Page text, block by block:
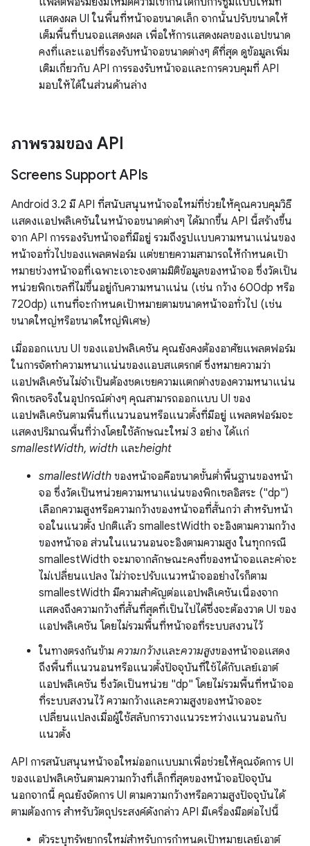
แสดงผล UI ในพื้นที่หน้าจอขนาดเล็ก จากนั้นปรับขนาดให้
เต็มพื้นที่บนจอแสดงผล เพื่อให้การแสดงผลของแอปขนาด
คงที่และแอปที่รองรับหน้าจอขนาดต่างๆ ดีที่สุด ดูข้อมูลเพิ่ม
เติมเกี่ยวกับ API การรองรับหน้าจอและการควบคุมที่ API
มอบให้ได้ในส่วนด้านล่าง
ภาพรวมของ API
Screens Support APIs
Android 3.2 มี API ที่สนับสนุนหน้าจอใหม่ที่ช่วยให้คุณควบคุมวิธี
แสดงแอปพลิเคชันในหน้าจอขนาดต่างๆ ได้มากขึ้น API นี้สร้างขึ้น
จาก API การรองรับหน้าจอที่มีอยู่ รวมถึงรูปแบบความหนาแน่นของ
หน้าจอทั่วไปของแพลตฟอร์ม แต่ขยายความสามารถให้กําหนดเป้า
หมายช่วงหน้าจอที่เฉพาะเจาะจงตามมิติข้อมูลของหน้าจอ ซึ่งวัดเป็น
หน่วยพิกเซลที่ไม่ขึ้นอยู่กับความหนาแน่น (เช่น กว้าง 600dp หรือ
720dp) แทนที่จะกําหนดเป้าหมายตามขนาดหน้าจอทั่วไป (เช่น
ขนาดใหญ่หรือขนาดใหญ่พิเศษ)
เมื่อออกแบบ UI ของแอปพลิเคชัน คุณยังคงต้องอาศัยแพลตฟอร์ม
ในการจัดทำความหนาแน่นของแอบสแตรกต์ ซึ่งหมายความว่า
แอปพลิเคชันไม่จำเป็นต้องชดเชยความแตกต่างของความหนาแน่น
พิกเซลจริงในอุปกรณ์ต่างๆ คุณสามารถออกแบบ UI ของ
แอปพลิเคชันตามพื้นที่แนวนอนหรือแนวตั้งที่มีอยู่ แพลตฟอร์มจะ
แสดงปริมาณพื้นที่ว่างโดยใช้ลักษณะใหม่ 3 อย่าง ได้แก่
smallestWidth, width และheight
smallestWidth ของหน้าจอคือขนาดขั้นต่ำพื้นฐานของหน้า
จอ ซึ่งวัดเป็นหน่วยความหนาแน่นของพิกเซลอิสระ ("dp")
เลือกความสูงหรือความกว้างของหน้าจอที่สั้นกว่า สำหรับหน้า
จอในแนวตั้ง ปกติแล้ว smallestWidth จะอิงตามความกว้าง
ของหน้าจอ ส่วนในแนวนอนจะอิงตามความสูง ในทุกกรณี
smallestWidth จะมาจากลักษณะคงที่ของหน้าจอและค่าจะ
ไม่เปลี่ยนแปลง ไม่ว่าจะปรับแนวหน้าจออย่างไรก็ตาม
smallestWidth มีความสำคัญต่อแอปพลิเคชันเนื่องจาก
แสดงถึงความกว้างที่สั้นที่สุดที่เป็นไปได้ซึ่งจะต้องวาด UI ของ
แอปพลิเคชัน โดยไม่รวมพื้นที่หน้าจอที่ระบบสงวนไว้
ในทางตรงกันข้าม ความกว้างและความสูงของหน้าจอแสดง
ถึงพื้นที่แนวนอนหรือแนวตั้งปัจจุบันที่ใช้ได้กับเลย์เอาต์
แอปพลิเคชัน ซึ่งวัดเป็นหน่วย "dp" โดยไม่รวมพื้นที่หน้าจอ
ที่ระบบสงวนไว้ ความกว้างและความสูงของหน้าจอจะ
เปลี่ยนแปลงเมื่อผู้ใช้สลับการวางแนวระหว่างแนวนอนกับ
แนวตั้ง
API การสนับสนุนหน้าจอใหม่ออกแบบมาเพื่อช่วยให้คุณจัดการ UI
ของแอปพลิเคชันตามความกว้างที่เล็กที่สุดของหน้าจอปัจจุบัน
นอกจากนี้ คุณยังจัดการ UI ตามความกว้างหรือความสูงปัจจุบันได้
ตามต้องการ สำหรับวัตถุประสงค์ดังกล่าว API มีเครื่องมือต่อไปนี้
ตัวระบุทรัพยากรใหม่สําหรับการกำหนดเป้าหมายเลย์เอาต์